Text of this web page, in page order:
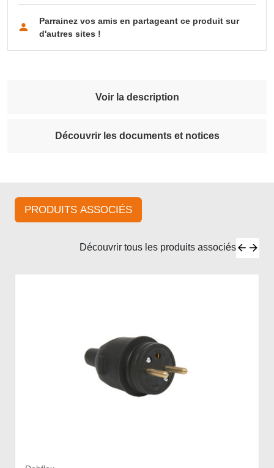
Parrainez vos amis en partageant ce produit sur
d'autres sites !
Voir la description
Découvrir les documents et notices
PRODUITS ASSOCIÉS
Découvrir tous les produits associés